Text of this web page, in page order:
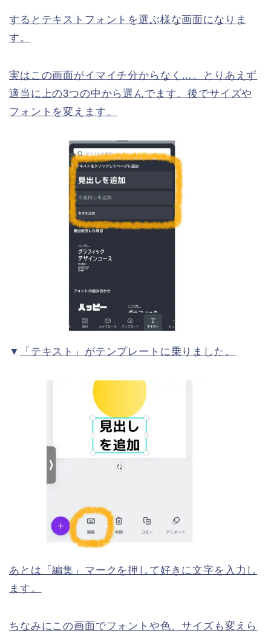
するとテキストフォントを選ぶ様な画面になりま
す。
実はこの画面がイマイチ分からなく…。とりあえず
適当に上の3つの中から選んでます。後でサイズや
フォントを変えます。
▼ 「テキスト」がテンプレートに乗りました。
あとは「編集」マークを押して好きに文字を入力し
ます。
ちなみにこの画面でフォントや色、サイズも変えら